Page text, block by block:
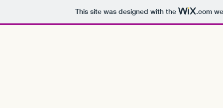
This site was designed with the .com